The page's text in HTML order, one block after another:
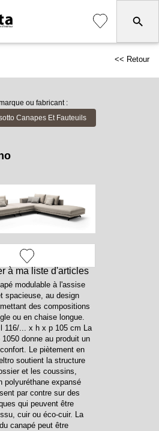
<< Retour
ou fabricant :
Canapes Et Fauteuils
à ma liste d'articles
modulable à l'assise
spacieuse, au design
des compositions
ou en chaise longue.
116/... x h x p 105 cm La
donne au produit un
Le piètement en
soutient la structure
et les coussins,
polyuréthane expansé
par contre sur des
qui peuvent être
cuir ou éco-cuir. La
canapé peut être